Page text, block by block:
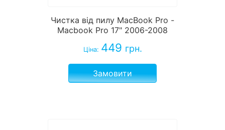
Чистка від пилу MacBook Pro -
Macbook Pro 17" 2006-2008
Ціна: 449 грн.
Замовити